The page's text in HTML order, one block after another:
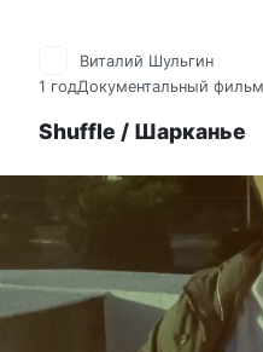
Виталий Шульгин
1 годДокументальный фильм
Shuffle / Шарканье